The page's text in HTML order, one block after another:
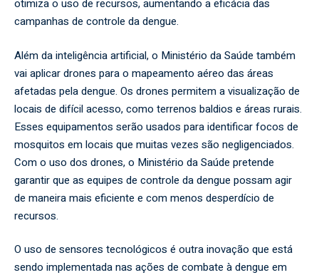
otimiza o uso de recursos, aumentando a eficácia das
campanhas de controle da dengue.
Além da inteligência artificial, o Ministério da Saúde também
vai aplicar drones para o mapeamento aéreo das áreas
afetadas pela dengue. Os drones permitem a visualização de
locais de difícil acesso, como terrenos baldios e áreas rurais.
Esses equipamentos serão usados para identificar focos de
mosquitos em locais que muitas vezes são negligenciados.
Com o uso dos drones, o Ministério da Saúde pretende
garantir que as equipes de controle da dengue possam agir
de maneira mais eficiente e com menos desperdício de
recursos.
O uso de sensores tecnológicos é outra inovação que está
sendo implementada nas ações de combate à dengue em